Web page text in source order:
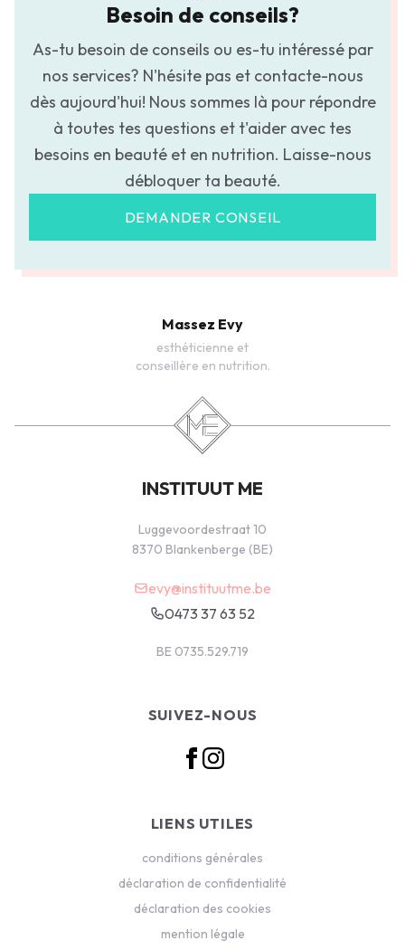
Besoin de conseils?
As-tu besoin de conseils ou es-tu intéressé par
nos services? N'hésite pas et contacte-nous
dès aujourd'hui! Nous sommes là pour répondre
à toutes tes questions et t'aider avec tes
besoins en beauté et en nutrition. Laisse-nous
débloquer ta beauté.
DEMANDER CONSEIL
Massez Evy
esthéticienne et
conseillère en nutrition.
INSTITUUT ME
Luggevoordestraat 10
8370 Blankenberge (BE)
evy@instituutme.be
0473 37 63 52
BE 0735.529.719
SUIVEZ-NOUS
LIENS UTILES
conditions générales
déclaration de confidentialité
déclaration des cookies
mention légale